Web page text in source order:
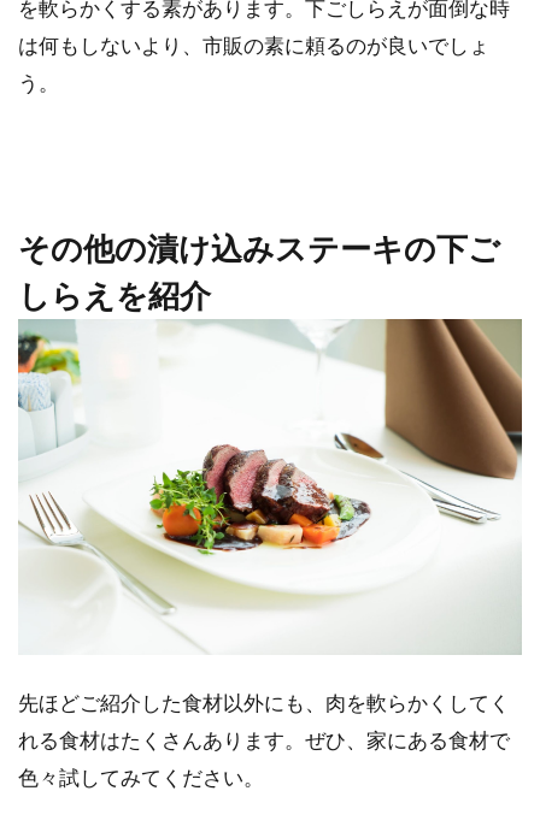
を軟らかくする素があります。下ごしらえが面倒な時
は何もしないより、市販の素に頼るのが良いでしょ
う。
その他の漬け込みステーキの下ご
しらえを紹介
先ほどご紹介した食材以外にも、肉を軟らかくしてく
れる食材はたくさんあります。ぜひ、家にある食材で
色々試してみてください。